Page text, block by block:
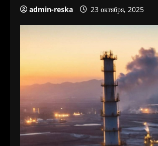
admin-reska 23 октября, 2025